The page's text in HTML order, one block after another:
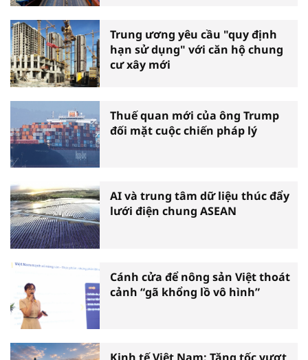
Trung ương yêu cầu "quy định
hạn sử dụng" với căn hộ chung
cư xây mới
Thuế quan mới của ông Trump
đối mặt cuộc chiến pháp lý
AI và trung tâm dữ liệu thúc đẩy
lưới điện chung ASEAN
Cánh cửa để nông sản Việt thoát
cảnh “gã khổng lồ vô hình”